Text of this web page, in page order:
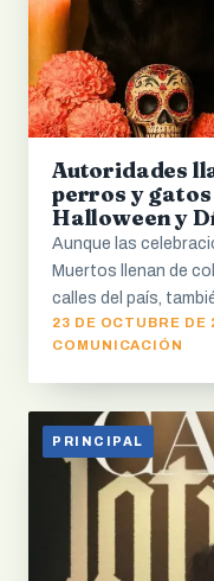
Autoridades
perros y
Halloween y
Aunque las
Muertos llenan de
calles del país,
23 DE OCTUBRE DE
COMUNICACIÓN
PRINCIPAL